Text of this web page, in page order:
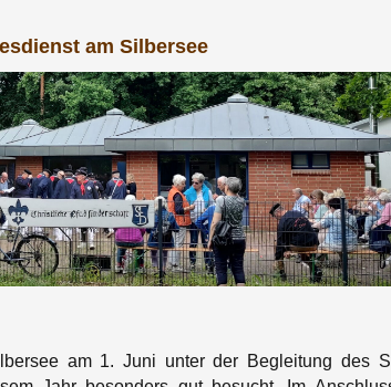
am Silbersee
am 1. Juni unter der Begleitung des